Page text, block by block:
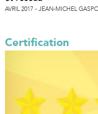
AVRIL 2017 JEAN-MICHEL
Certification